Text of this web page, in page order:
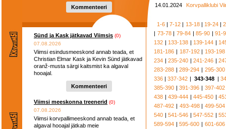
Kommenteeri
Sünd ja Kask jätkavad Viimsis (0)
07.08.2026
Viimsi esindusmeeskond annab teada, et
Christian Elmar Kask ja Kevin Sünd jätkavad
oranž-musta särgi kaitsmist ka algaval
hooajal.
Kommenteeri
Viimsi meeskonna treenerid (0)
07.08.2026
Viimsi korvpallimeeskond annab teada, et
algaval hooajal jätkab meie
14.01.2024
Korvpalliklubi
1-6 |7-12 | 13-18| 19-24|
| 73-78| 79-84|85-90 |91-
132 | 133-138 | 139-144 |
181-186 | 187-192| 193-198
234 |235-240 |241-246 |
283-288 |289-294 | 295-300
336 |337-342 | 343-348 |
385-390 |391-396 | 397-402
438 |439-444 |445-450 |
487-492 | 493-498| 499-504
540 |541-546 |547-552 |
589-594 |595-600 | 601-606